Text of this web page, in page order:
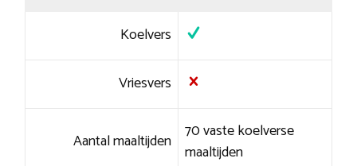
Koelvers
Vriesvers
Aantal maaltijden 70 vaste koelverse
maaltijden